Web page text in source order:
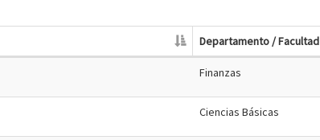
Departamento / Facultad
Finanzas
Ciencias Básicas